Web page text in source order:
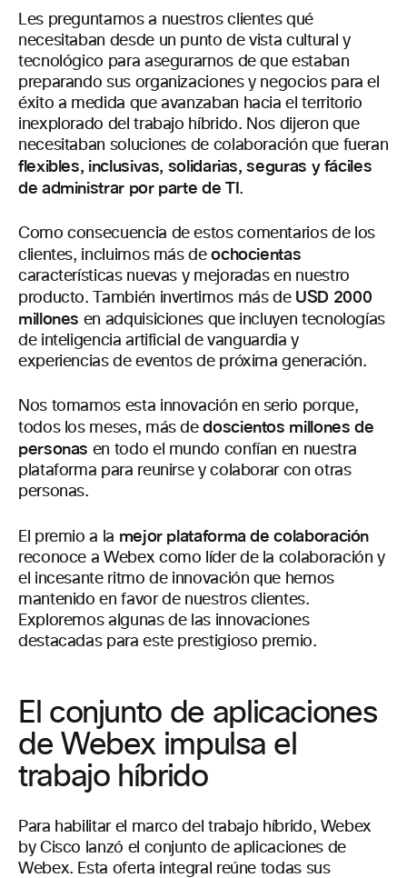
Les preguntamos a nuestros clientes qué
necesitaban desde un punto de vista cultural y
tecnológico para asegurarnos de que estaban
preparando sus organizaciones y negocios para el
éxito a medida que avanzaban hacia el territorio
inexplorado del trabajo híbrido. Nos dijeron que
necesitaban soluciones de colaboración que fueran
flexibles, inclusivas, solidarias, seguras y fáciles
de administrar por parte de TI.
Como consecuencia de estos comentarios de los
clientes, incluimos más deochocientas
características nuevas y mejoradas en nuestro
producto. También invertimos más de USD 2000
millones en adquisiciones que incluyen tecnologías
de inteligencia artificial de vanguardia y
experiencias de eventos de próxima generación.
Nos tomamos esta innovación en serio porque,
todos los meses, más dedoscientos millones de
personas en todo el mundo confían en nuestra
plataforma para reunirse y colaborar con otras
personas.
El premio a la mejor plataforma de colaboración
reconoce a Webex como líder de la colaboración y
el incesante ritmo de innovación que hemos
mantenido en favor de nuestros clientes.
Exploremos algunas de las innovaciones
destacadas para este prestigioso premio.
El conjunto de aplicaciones
de Webex impulsa el
trabajo híbrido
Para habilitar el marco del trabajo híbrido, Webex
by Cisco lanzó el conjunto de aplicaciones de
Webex. Esta oferta integral reúne todas sus